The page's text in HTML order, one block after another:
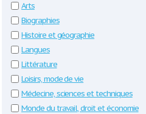
Arts
Biographies
Histoire et géographie
Langues
Littérature
Loisirs, mode de vie
Médecine, sciences et techniques
Monde du travail, droit et économie